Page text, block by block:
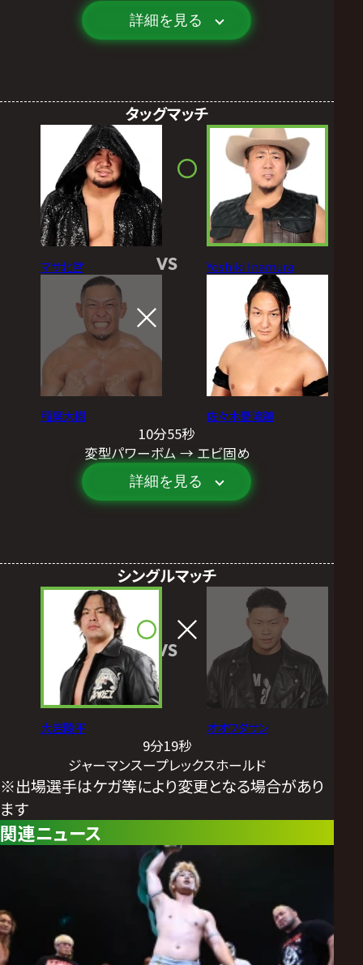
詳細を見る
タッグマッチ
マサ北宮
稲葉大樹
VS Yoshiki Inamura
佐々木憂流迦
10分55秒
変型パワーボム → エビ固め
詳細を見る
シングルマッチ
大岩陵平
VS
オオワダサン
9分19秒
ジャーマンスープレックスホールド
※出場選手はケガ等により変更となる場合があり
ます
関連ニュース